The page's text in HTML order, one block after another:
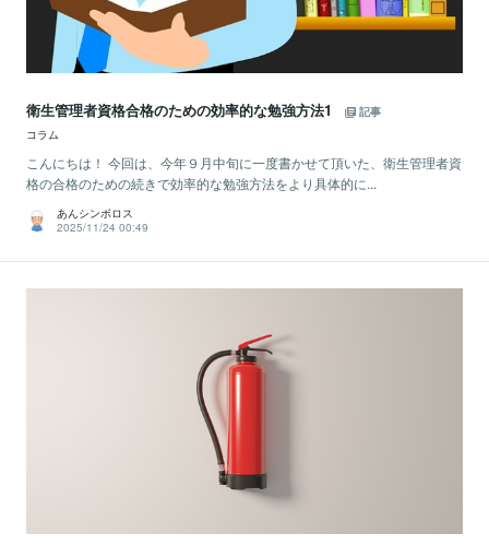
衛生管理者資格合格のための効率的な勉強方法1
記事
コラム
こんにちは！ 今回は、今年９月中旬に一度書かせて頂いた、衛生管理者資
格の合格のための続きで効率的な勉強方法をより具体的に...
あんシンボロス
2025/11/24 00:49